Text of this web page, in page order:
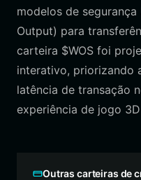
modelos de segurança
Output) para
carteira $WOS foi
interativo, priorizando
latência de transação
experiência de jogo
Outras carteiras de